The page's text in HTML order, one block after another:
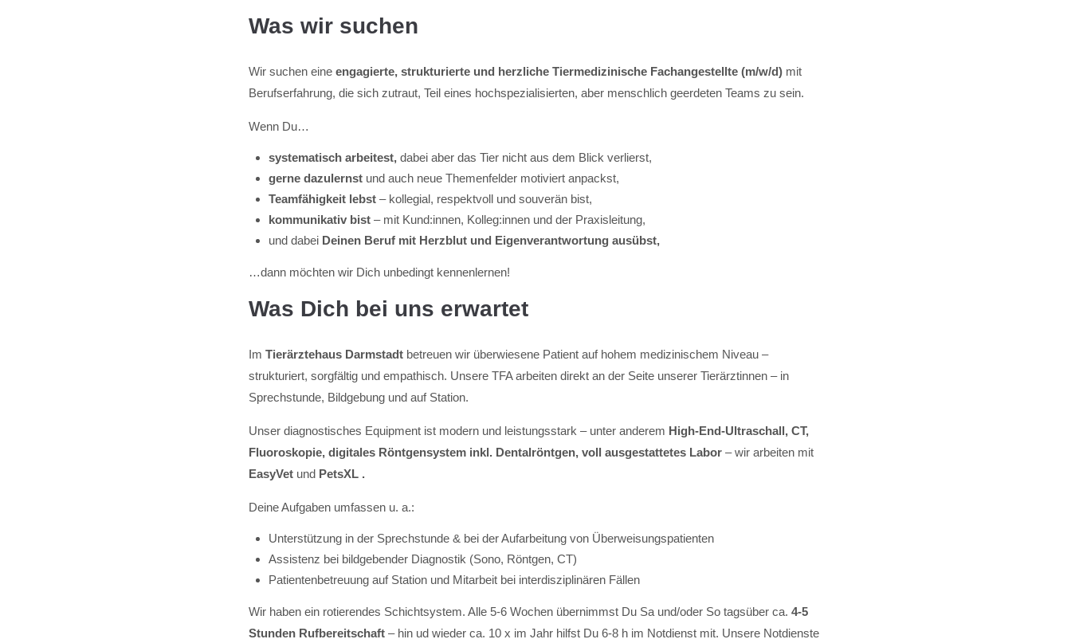
Was wir suchen
Wir suchen eine engagierte, strukturierte und herzliche Tiermedizinische Fachangestellte (m/w/d) mit
Berufserfahrung, die sich zutraut, Teil eines hochspezialisierten, aber menschlich geerdeten Teams zu sein.
Wenn Du…
systematisch arbeitest, dabei aber das Tier nicht aus dem Blick verlierst,
gerne dazulernst und auch neue Themenfelder motiviert anpackst,
Teamfähigkeit lebst – kollegial, respektvoll und souverän bist,
kommunikativ bist – mit Kund:innen, Kolleg:innen und der Praxisleitung,
und dabei Deinen Beruf mit Herzblut und Eigenverantwortung ausübst,
…dann möchten wir Dich unbedingt kennenlernen!
Was Dich bei uns erwartet
Im Tierärztehaus Darmstadt betreuen wir überwiesene Patient auf hohem medizinischem Niveau –
strukturiert, sorgfältig und empathisch. Unsere TFA arbeiten direkt an der Seite unserer Tierärztinnen – in
Sprechstunde, Bildgebung und auf Station.
Unser diagnostisches Equipment ist modern und leistungsstark – unter anderem High-End-Ultraschall, CT,
Fluoroskopie, digitales Röntgensystem inkl. Dentalröntgen, voll ausgestattetes Labor – wir arbeiten mit
EasyVet und PetsXL .
Deine Aufgaben umfassen u. a.:
Unterstützung in der Sprechstunde & bei der Aufarbeitung von Überweisungspatienten
Assistenz bei bildgebender Diagnostik (Sono, Röntgen, CT)
Patientenbetreuung auf Station und Mitarbeit bei interdisziplinären Fällen
Wir haben ein rotierendes Schichtsystem. Alle 5-6 Wochen übernimmst Du Sa und/oder So tagsüber ca. 4-5
Stunden Rufbereitschaft – hin ud wieder ca. 10 x im Jahr hilfst Du 6-8 h im Notdienst mit. Unsere Notdienste